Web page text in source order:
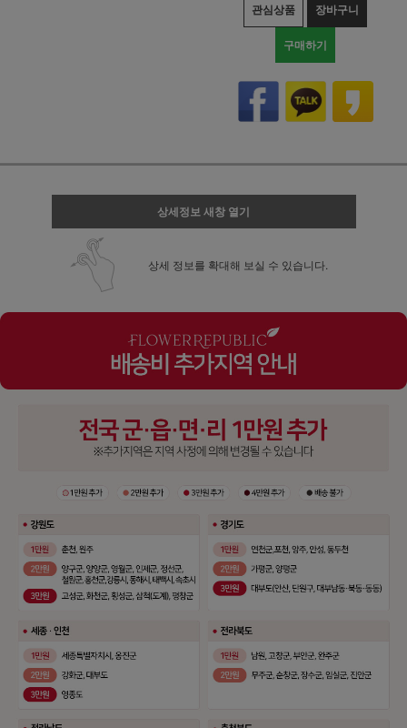
관심상품 장바구니
구매하기
상세정보 새창 열기
상세 정보를 확대해 보실 수 있습니다.